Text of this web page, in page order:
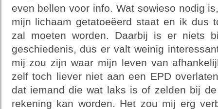
even bellen voor info. Wat sowieso nodig
mijn lichaam getatoeëerd staat en ik dus
zal moeten worden. Daarbij is er niets
geschiedenis, dus er valt weinig
mij zou zijn waar mijn leven van
zelf toch liever niet aan een EPD
dat iemand die wat laks is of zelden bij
rekening kan worden. Het zou mij erg